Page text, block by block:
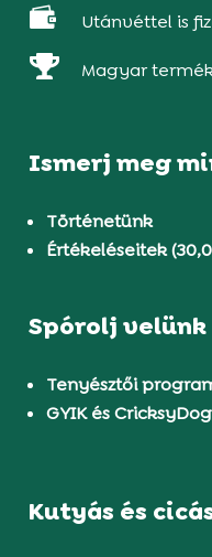
 Utánvéttel is
 Magyar
Ismerj meg
Történetünk
Értékeléseitek
Spórolj velünk
Tenyésztői
GYIK és
Kutyás és